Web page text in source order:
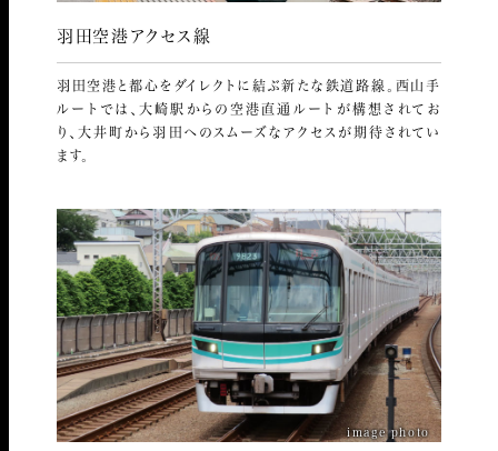
羽田空港アクセス線
羽田空港と都心をダイレクトに結ぶ新たな鉄道路線。西山手
ルートでは、大崎駅からの空港直通ルートが構想されてお
り、大井町から羽田へのスムーズなアクセスが期待されてい
ます。
image photo